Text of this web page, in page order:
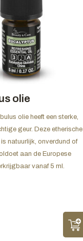
olie
olie heeft een sterke,
geur. Deze etherische
natuurlijk, onverdund of
aan de Europese
vanaf 5 ml.